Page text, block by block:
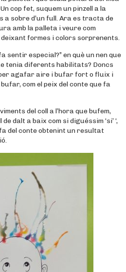
cop fet, suquem un pinzell a la
a sobre d’un full. Ara es tracta de
amb la palleta i veure com
deixant formes i colors sorprenents.
sentir especial?” en què un nen que
tenia diferents habilitats? Doncs
agafar aire i bufar fort o fluix i
com el peix del conte que fa
del coll a l’hora que bufem,
dalt a baix com si diguéssim ‘si’ ‘,
del conte obtenint un resultat